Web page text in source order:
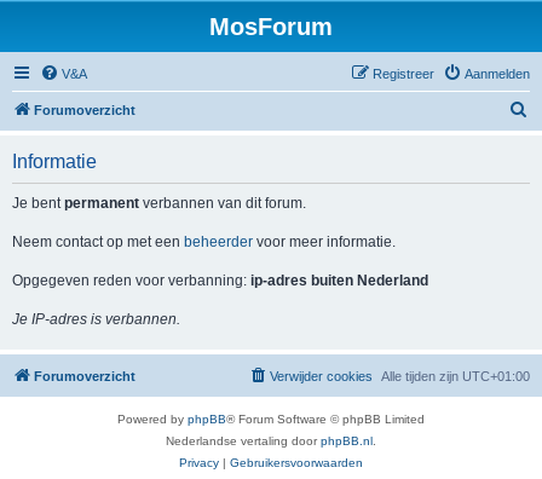
MosForum
V&A Aanmelden
Registreer
Forumoverzicht
Informatie
Je bentpermanent verbannen van dit forum.
Neem contact op met een beheerder voor meer informatie.
Opgegeven reden voor verbanning: ip-adres buiten Nederland
Je IP-adres is verbannen.
Forumoverzicht Alle tijden zijn UTC+01:00
Verwijder cookies
Powered by phpBB® Forum Software © phpBB Limited
Nederlandse vertaling doorphpBB.nl
Privacy | Gebruikersvoorwaarden